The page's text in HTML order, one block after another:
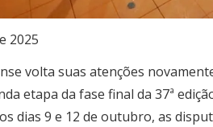
2025
volta suas atenções
etapa da fase final da 37ª
dias 9 e 12 de outubro, as